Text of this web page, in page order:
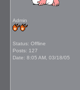
Admin
Status: Offline
Posts: 127
Date: 8:05 AM, 03/18/05